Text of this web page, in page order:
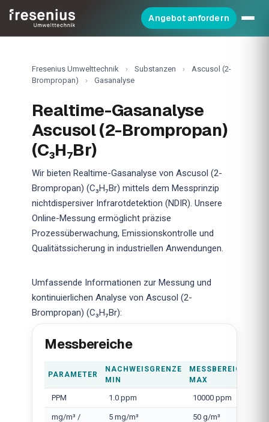
Angebot anfordern
Fresenius Umwelttechnik › Substanzen ›
Ascusol (2-
Brompropan)
› Gasanalyse
Realtime-Gasanalyse
Ascusol (2-Brompropan)
(C₃H₇Br)
Wir bieten Realtime-Gasanalyse von Ascusol (2-
Brompropan) (C₃H₇Br) mittels dem Messprinzip
nichtdispersiver Infrarotdetektion (NDIR). Unsere
Online-Messung ermöglicht präzise
Prozessüberwachung, Emissionskontrolle und
Qualitätssicherung in industriellen Anwendungen.
Umfassende Informationen zur Messung und
kontinuierlichen Analyse von Ascusol (2-
Brompropan) (C₃H₇Br):
Messbereiche
PARAMETER
NACHWEISGRENZE
MIN
MESSBEREICH
MAX
PPM 1.0 ppm 10000 ppm
mg/m³ /
5 mg/m³ 50 g/m³